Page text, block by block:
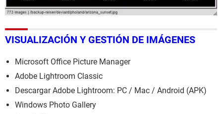
VISUALIZACIÓN Y GESTIÓN DE IMÁGENES
Microsoft Office Picture Manager
Adobe Lightroom Classic
Descargar Adobe Lightroom: PC / Mac / Android (APK)
Windows Photo Gallery